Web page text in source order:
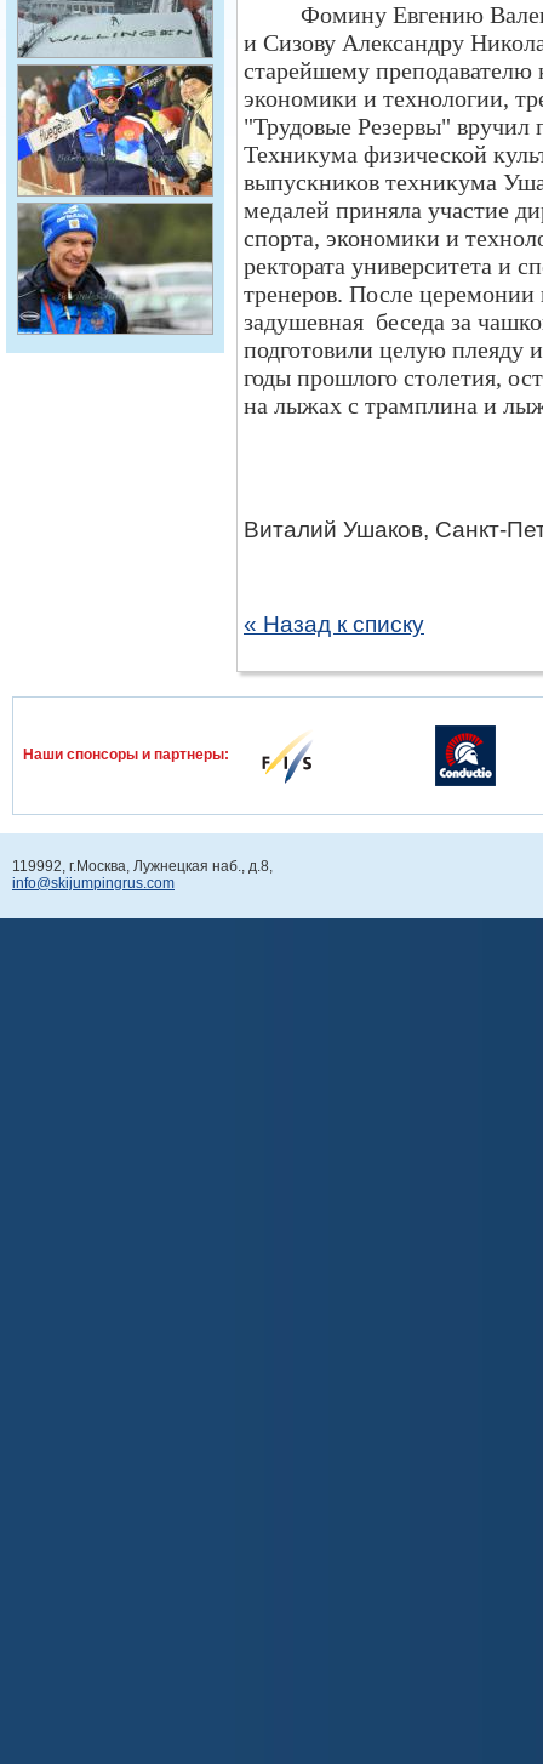
Фомину Евгению
и Сизову Александру
старейшему преподавателю
экономики и технологии,
"Трудовые Резервы" вручил
Техникума физической
выпускников техникума
медалей приняла участие
спорта, экономики и
ректората университета и
тренеров. После церемонии
задушевная беседа за
подготовили целую плеяду
годы прошлого столетия,
на лыжах с трамплина и
Виталий Ушаков, Санкт-
« Назад к списку
Наши спонcоры и партнеры:
119992, г.Москва, Лужнецкая наб., д.8,
info@skijumpingrus.com